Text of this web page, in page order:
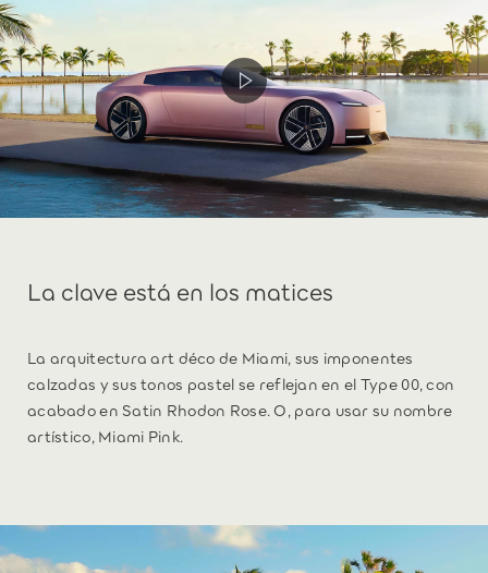
La clave está en los matices
La arquitectura art déco de Miami, sus imponentes
calzadas y sus tonos pastel se reflejan en el Type 00, con
acabado en Satin Rhodon Rose. O, para usar su nombre
artístico, Miami Pink.